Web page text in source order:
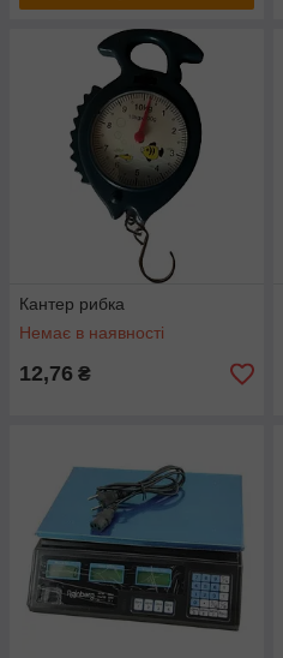
Кантер рибка
Немає в наявності
12,76 ₴